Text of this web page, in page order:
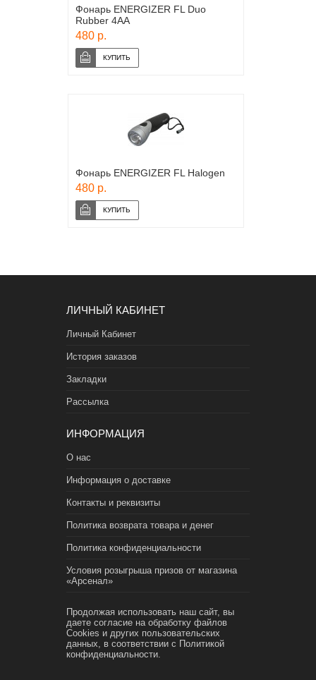
Фонарь ENERGIZER FL Duo
Rubber 4AA
480 р.
Фонарь ENERGIZER FL Halogen
480 р.
ЛИЧНЫЙ КАБИНЕТ
Личный Кабинет
История заказов
Закладки
Рассылка
ИНФОРМАЦИЯ
О нас
Информация о доставке
Контакты и реквизиты
Политика возврата товара и денег
Политика конфиденциальности
Условия розыгрыша призов от магазина
«Арсенал»
Продолжая использовать наш сайт, вы
даете согласие на обработку файлов
Cookies и других пользовательских
данных, в соответствии с Политикой
конфиденциальности.